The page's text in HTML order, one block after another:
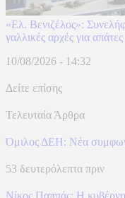
«Ελ. Βενιζέλος»:
γαλλικές αρχές για απάτες
10/08/2026 - 14:32
Δείτε επίσης
Τελευταία Άρθρα
Όμιλος ΔΕΗ: Νέα
53 δευτερόλεπτα πριν
Nίκος Παππάς: Η